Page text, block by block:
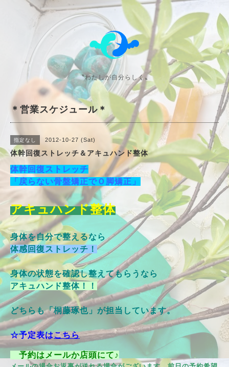
〝わたしが自分らしく〟
＊営業スケジュール＊
指定なし 2012-10-27 (Sat)
体幹回復ストレッチ＆アキュハンド整体
体幹回復ストレッチ
「戻らない骨盤矯正でＯ脚矯正」
アキュハンド整体
身体を自分で整えるなら
体感回復ストレッチ！
身体の状態を確認し整えてもらうなら
アキュハンド整体！！
どちらも「桐藤琢也」が担当しています。
☆予定表はこちら
予約はメールか店頭にて♪